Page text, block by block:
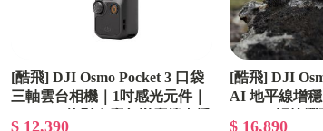
[酷飛] DJI Osmo Pocket 3 口袋
三軸雲台相機｜1吋感光元件｜
$ 12,390
[酷飛] DJI
AI 地平線增
$ 16,890